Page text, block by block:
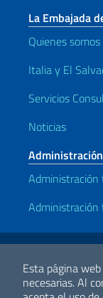
Esta página
necesarias.Al
La Embajada
Quienes somos
Italia y El
Servicios
Noticias
Enlaces